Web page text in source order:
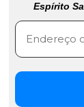
Espírito